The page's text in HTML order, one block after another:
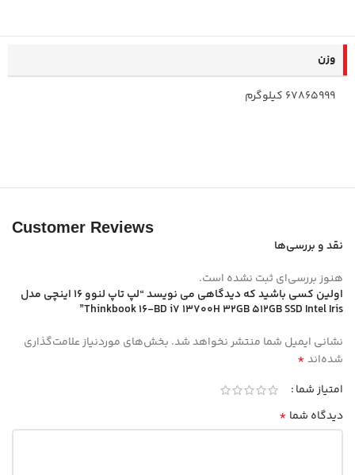
وزن
67865999 کیلوگرم
Customer Reviews
نقد و بررسی‌ها
هنوز بررسی‌ای ثبت نشده است.
اولین کسی باشید که دیدگاهی می نویسد “لپ تاپ لنوو 16 اینچی مدل
Thinkbook 16-BD i7 13700H 32GB 512GB SSD Intel Iris”
نشانی ایمیل شما منتشر نخواهد شد. بخش‌های موردنیاز علامت‌گذاری
شده‌اند*
امتیاز شما
دیدگاه شما *